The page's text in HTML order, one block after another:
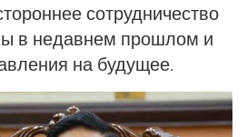
сотрудничество
в недавнем прошлом и
на будущее.